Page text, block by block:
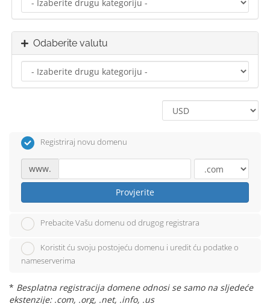
Odaberite valutu
Registriraj novu domenu
www.
Provjerite
Prebacite Vašu domenu od drugog registrara
Koristit ću svoju postojeću domenu i uredit ću podatke o
nameserverima
* Besplatna registracija domene odnosi se samo na sljedeće
ekstenzije: .com, .org, .net, .info, .us